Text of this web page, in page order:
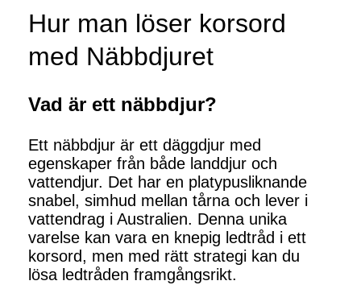
Hur man löser korsord
med Näbbdjuret
Vad är ett näbbdjur?
Ett näbbdjur är ett däggdjur med
egenskaper från både landdjur och
vattendjur. Det har en platypusliknande
snabel, simhud mellan tårna och lever i
vattendrag i Australien. Denna unika
varelse kan vara en knepig ledtråd i ett
korsord, men med rätt strategi kan du
lösa ledtråden framgångsrikt.